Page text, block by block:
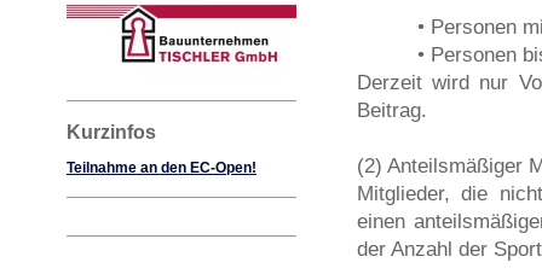
Kurzinfos
Teilnahme an den EC-Open!
• Personen
• Personen bis
Derzeit wird nur
Beitrag.
(2) Anteilsmäßiger
Mitglieder, die
einen
der Anzahl der